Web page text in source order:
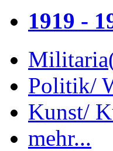
1919 -
Militaria
Politik/
Kunst/
mehr...